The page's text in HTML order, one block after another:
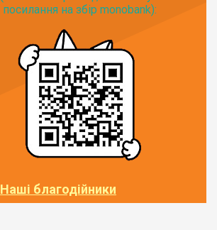
посилання на збір monobank):
Наші благодійники